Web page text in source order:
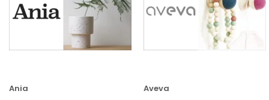
Ania Aveva